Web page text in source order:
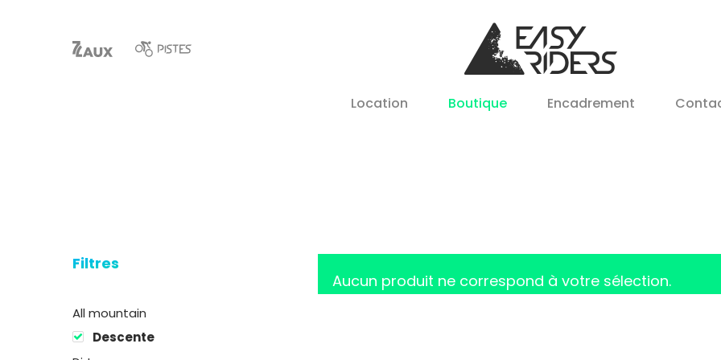
Location Boutique Encadrement
Filtres
All mountain
Descente
Aucun produit ne correspond à votre sélection.